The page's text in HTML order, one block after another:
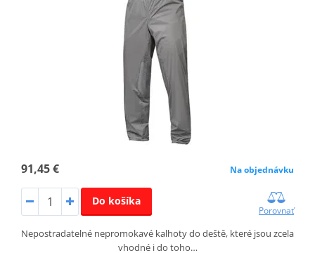
91,45 € Na objednávku
Do košíka
Porovnať
Nepostradatelné nepromokavé kalhoty do deště, které jsou zcela
vhodné i do toho…